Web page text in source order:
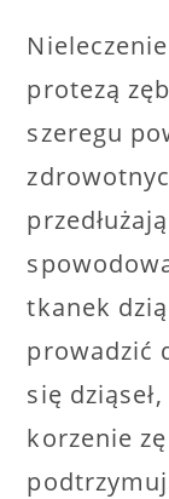
protezą
szeregu
tkanek
prowadzić
się
korzenie